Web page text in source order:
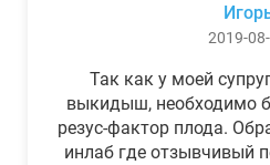
2019-
Так как у моей
выкидыш, необходимо
резус-фактор плода.
инлаб где отзывчивый